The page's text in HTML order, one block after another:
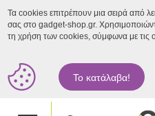
Τα cookies επιτρέπουν μια σειρά από
σας στο gadget-shop.gr.
τη χρήση των cookies, σύμφωνα με τις
Το κατάλαβα!